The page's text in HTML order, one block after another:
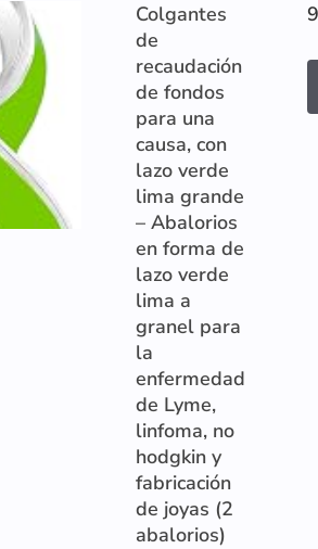
Colgantes
de
recaudación
de fondos
para una
causa, con
lazo verde
lima grande
– Abalorios
en forma de
lazo verde
lima a
granel para
la
enfermedad
de Lyme,
linfoma, no
hodgkin y
fabricación
de joyas (2
abalorios)